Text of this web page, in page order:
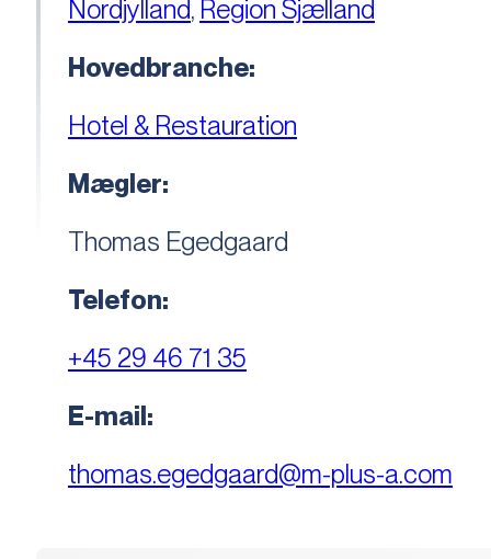
Nordjylland, Region Sjælland
Hovedbranche:
Hotel & Restauration
Mægler:
Thomas Egedgaard
Telefon:
+45 29 46 71 35
E-mail:
thomas.egedgaard@m-plus-a.com